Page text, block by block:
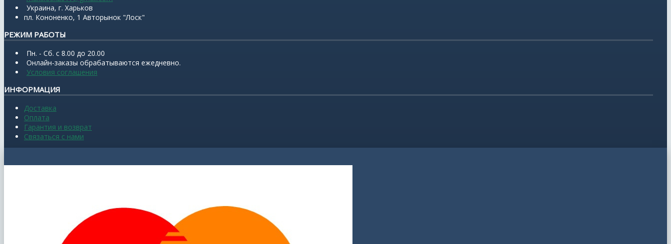
Украина, г. Харьков
пл. Кононенко, 1 Авторынок "Лоск"
РЕЖИМ РАБОТЫ
Пн. - Сб. с 8.00 до 20.00
Онлайн-заказы обрабатываются ежедневно.
Условия соглашения
ИНФОРМАЦИЯ
Доставка
Оплата
Гарантия и возврат
Связаться с нами